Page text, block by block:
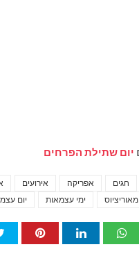
יום שתילת הפרחים
אירועים אפריקה
חגים
יום
ימי עצמאות מאוריציוס